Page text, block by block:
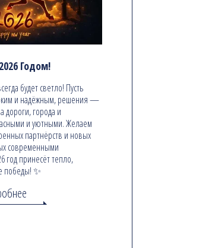
Годом!
будет светло! Пусть
и надёжным, решения —
дороги, города и
и уютными. Желаем
партнёрств и новых
современными
год принесёт тепло,
победы! ✨